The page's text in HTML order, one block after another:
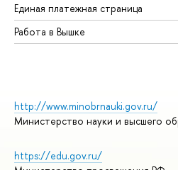
Единая платежная страница
Работа в Вышке
http://www.minobrnauki.gov.ru/
Министерство науки и высшего
https://edu.gov.ru/